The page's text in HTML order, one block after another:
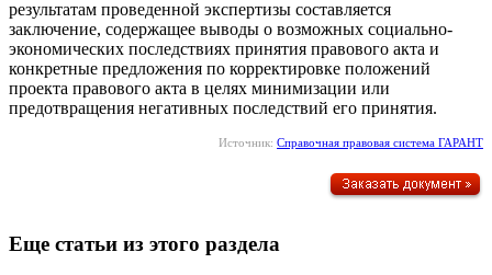
результатам проведенной экспертизы составляется
заключение, содержащее выводы о возможных социально-
экономических последствиях принятия правового акта и
конкретные предложения по корректировке положений
проекта правового акта в целях минимизации или
предотвращения негативных последствий его принятия.
Источник: Справочная правовая система ГАРАНТ
Еще статьи из этого раздела